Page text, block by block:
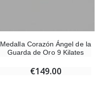
Medalla Corazón Ángel de la
Guarda de Oro 9 Kilates
€149.00